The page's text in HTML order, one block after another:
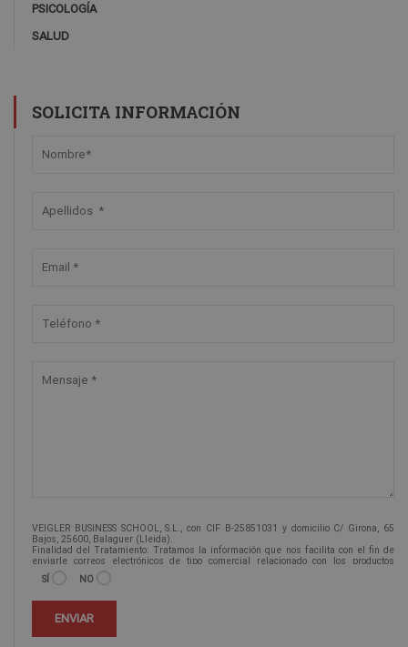
PSICOLOGÍA
SALUD
SOLICITA INFORMACIÓN
VEIGLER BUSINESS SCHOOL, S.L., con CIF B-25851031 y domicilio C/ Girona, 65
Bajos, 25600, Balaguer (Lleida).
Finalidad del Tratamiento: Tratamos la información que nos facilita con el fin de
enviarle correos electrónicos de tipo comercial relacionado con los productos
ofrecidos y otros tipo de productos que fueran de su interés.
Legitimación del tratamiento: Consentimiento del interesado.
dirigiéndose a la dirección info@veiglerformacion.com.
Para más información consulte nuestra Política de Privacidad.
Desea recibir información comercial (vía telefónica y/o email):
SÍ NO